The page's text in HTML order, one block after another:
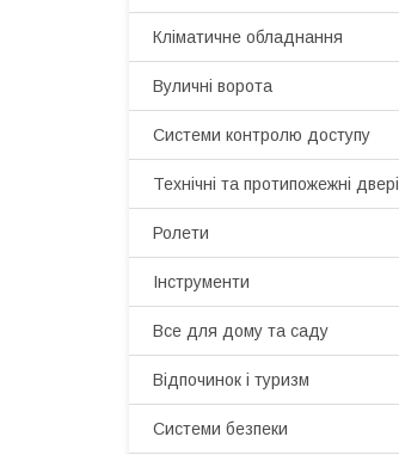
Кліматичне обладнання
Вуличні ворота
Системи контролю доступу
Технічні та протипожежні двері
Ролети
Інструменти
Все для дому та саду
Відпочинок і туризм
Системи безпеки